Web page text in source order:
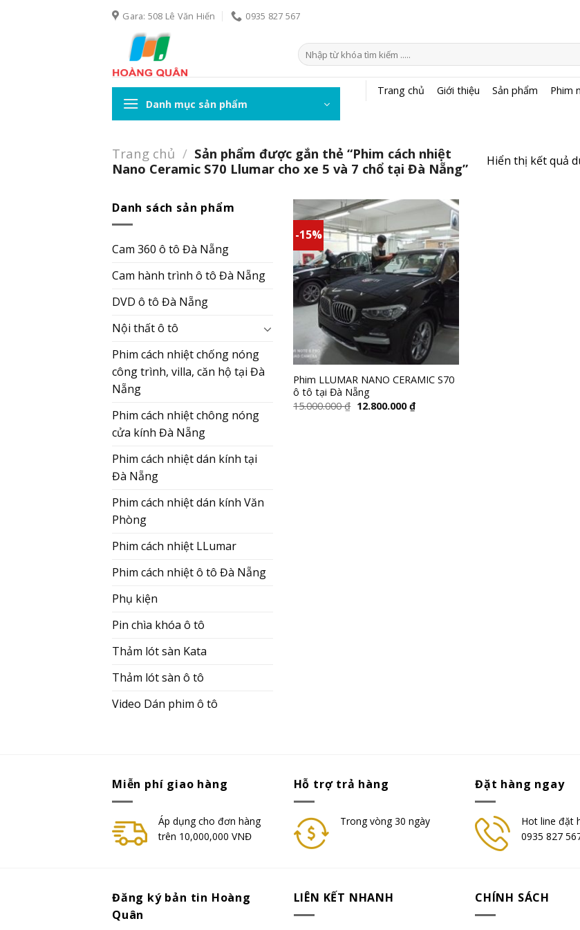
Gara: 508 Lê Văn Hiến 0935 827 567
Tìm
kiếm:
Danh mục sản phẩm
Trang chủ Giới thiệu Sản phẩm Phim
Trang chủ / Sản phẩm được gắn thẻ “Phim cách nhiệt
Nano Ceramic S70 Llumar cho xe 5 và 7 chổ tại Đà Nẵng”
Hiển thị kết quả
Danh sách sản phẩm
Cam 360 ô tô Đà Nẵng
Cam hành trình ô tô Đà Nẵng
DVD ô tô Đà Nẵng
Nội thất ô tô
Phim cách nhiệt chống nóng
công trình, villa, căn hộ tại Đà
Nẵng
Phim cách nhiệt chông nóng
cửa kính Đà Nẵng
Phim cách nhiệt dán kính tại
Đà Nẵng
Phim cách nhiệt dán kính Văn
Phòng
Phim cách nhiệt LLumar
Phim cách nhiệt ô tô Đà Nẵng
Phụ kiện
Pin chìa khóa ô tô
Thảm lót sàn Kata
Thảm lót sàn ô tô
Video Dán phim ô tô
-15%
Add to
wishlist
Phim LLUMAR NANO CERAMIC S70
ô tô tại Đà Nẵng
15.000.000₫ 12.800.000₫
Miễn phí giao hàng
Áp dụng cho đơn hàng
trên 10,000,000 VNĐ
Hỗ trợ trả hàng
Trong vòng 30 ngày
Đặt hàng ngay
Hot line đặt
0935 827
Đăng ký bản tin Hoàng
Quân
LIÊN KẾT NHANH CHÍNH SÁCH